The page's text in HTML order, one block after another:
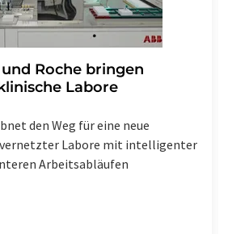
Roche bringen
Labore
den Weg für eine neue
Labore mit intelligenter
Arbeitsabläufen